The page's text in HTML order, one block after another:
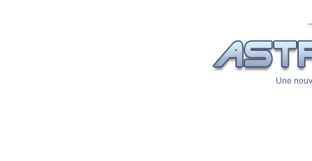
Une